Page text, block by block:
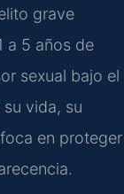
grave
a 5 años de
sexual bajo el
vida, su
en proteger